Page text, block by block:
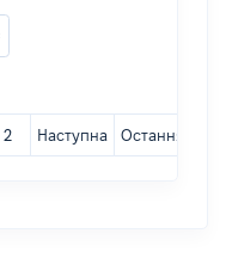
2 Наступна Остання